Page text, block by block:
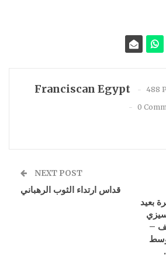
Franciscan Egypt
488
0
بعيد
–
وسط
NEXT POST
قداس ارتداء الثوب الرهباني